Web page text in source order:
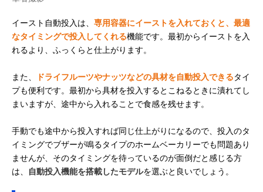
イースト自動投入は、 専用容器にイーストを入れておくと、最適
なタイミングで投入してくれる機能です。最初からイーストを入
れるより、ふっくらと仕上がります。
また、 ドライフルーツやナッツなどの具材を自動投入できるタイ
プも便利です。最初から具材を投入するとこねるときに潰れてし
まいますが、途中から入れることで食感を残せます。
手動でも途中から投入すれば同じ仕上がりになるので、投入のタ
イミングでブザーが鳴るタイプのホームベーカリーでも問題あり
ませんが、そのタイミングを待っているのが面倒だと感じる方
は、
自動投入機能を搭載したモデルを選ぶと良いでしょう。